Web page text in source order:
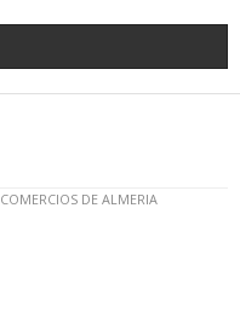
COMERCIOS DE ALMERIA